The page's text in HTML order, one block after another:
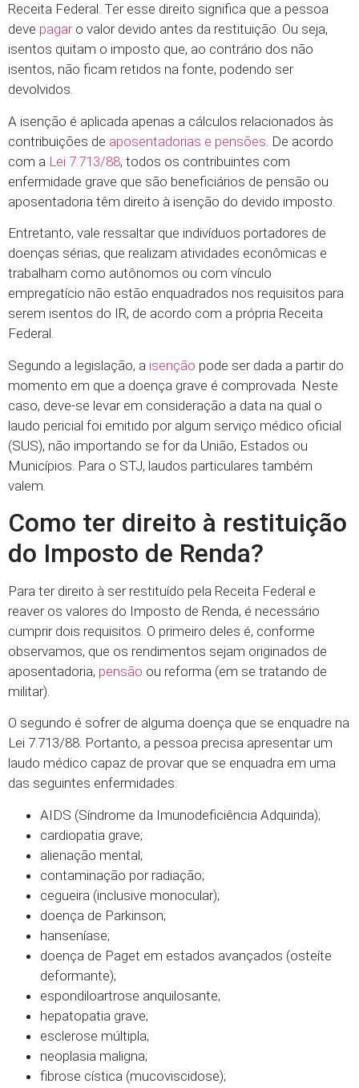
Receita Federal. Ter esse direito significa que a pessoa
deve pagaro valor devido antes da restituição. Ou seja,
isentos quitam o imposto que, ao contrário dos não
isentos, não ficam retidos na fonte, podendo ser
devolvidos.
A isenção é aplicada apenas a cálculos relacionados às
contribuições de aposentadorias e pensões . De acordo
com a Lei 7.713/88, todos os contribuintes com
enfermidade grave que são beneficiários de pensão ou
aposentadoria têm direito à isenção do devido imposto.
Entretanto, vale ressaltar que indivíduos portadores de
doenças sérias, que realizam atividades econômicas e
trabalham como autônomos ou com vínculo
empregatício não estão enquadrados nos requisitos para
serem isentos do IR, de acordo com a própria Receita
Federal.
Segundo a legislação, a isenção pode ser dada a partir do
momento em que a doença grave é comprovada. Neste
caso, deve-se levar em consideração a data na qual o
laudo pericial foi emitido por algum serviço médico oficial
(SUS), não importando se for da União, Estados ou
Municípios. Para o STJ, laudos particulares também
valem.
Como ter direito à restituição
do Imposto de Renda?
Para ter direito à ser restituído pela Receita Federal e
reaver os valores do Imposto de Renda, é necessário
cumprir dois requisitos. O primeiro deles é, conforme
observamos, que os rendimentos sejam originados de
aposentadoria, pensão ou reforma (em se tratando de
militar).
O segundo é sofrer de alguma doença que se enquadre na
Lei 7.713/88. Portanto, a pessoa precisa apresentar um
laudo médico capaz de provar que se enquadra em uma
das seguintes enfermidades:
AIDS (Síndrome da Imunodeficiência Adquirida);
cardiopatia grave;
alienação mental;
contaminação por radiação;
cegueira (inclusive monocular);
doença de Parkinson;
hanseníase;
doença de Paget em estados avançados (osteíte
deformante);
espondiloartrose anquilosante;
hepatopatia grave;
esclerose múltipla;
neoplasia maligna;
fibrose cística (mucoviscidose);